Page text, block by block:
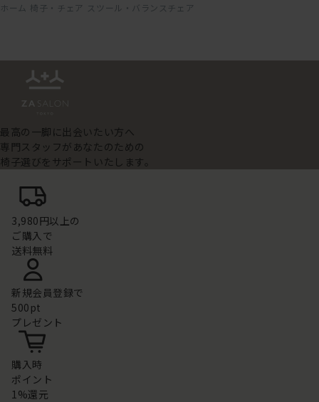
ホーム 椅子・チェア スツール・バランスチェア
最高の一脚に出会いたい方へ
専門スタッフがあなたのための
椅子選びをサポートいたします。
3,980円以上の
ご購入で
送料無料
新規会員登録で
500pt
プレゼント
購入時
ポイント
1%還元